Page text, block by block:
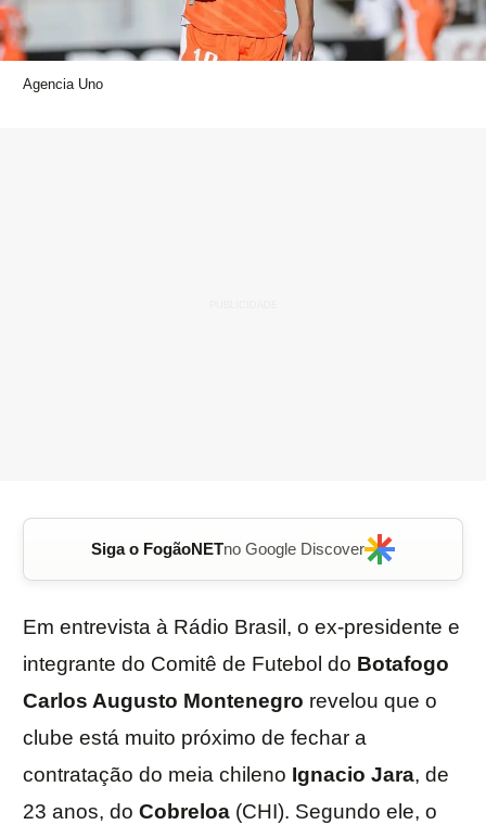
Agencia Uno
Siga o FogãoNETno Google Discover
Em entrevista à Rádio Brasil, o ex-presidente e
integrante do Comitê de Futebol do Botafogo
Carlos Augusto Montenegro revelou que o
clube está muito próximo de fechar a
contratação do meia chileno Ignacio Jara, de
23 anos, do Cobreloa (CHI). Segundo ele, o